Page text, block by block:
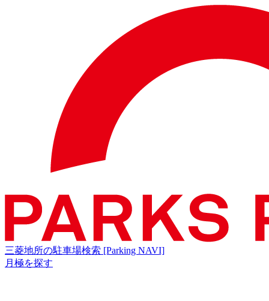
三菱地所の駐車場検索 [Parking NAVI]
月極を探す